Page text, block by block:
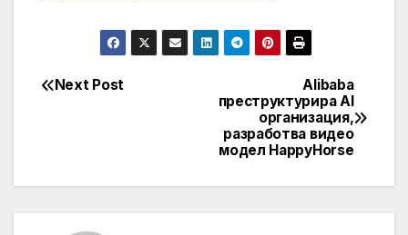
Post
Alibaba
преструктурира AI
организация,
разработва видео
модел HappyHorse
Next Post